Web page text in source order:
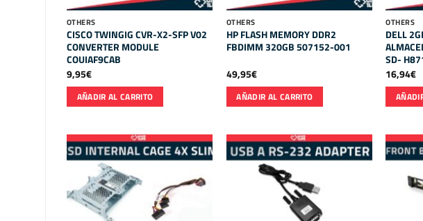
OTHERS
CISCO TWINGIG CVR-X2-SFP V02
CONVERTER MODULE
COUIAF9CAB
9,95€
AÑADIR AL CARRITO
OTHERS
HP FLASH MEMORY DDR2
FBDIMM 320GB 507152-001
49,95€
AÑADIR AL CARRITO
OTHERS
DELL
SD-
16,94€